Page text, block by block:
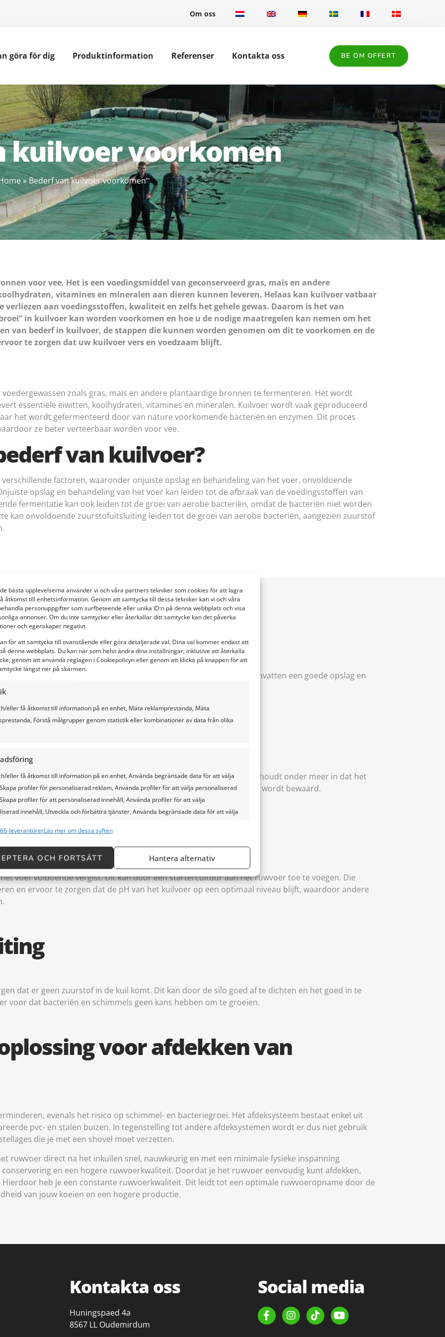
bästa upplevelserna använder vi och våra partners tekniker som cookies för att lagra
åtkomst till enhetsinformation. Genom att samtycka till dessa tekniker kan vi och våra
personuppgifter som surfbeteende eller unika ID:n på denna webbplats och visa
annonser. Om du inte samtycker eller återkallar ditt samtycke kan det påverka
och egenskaper negativt.
för att samtycka till ovanstående eller göra detaljerade val. Dina val kommer endast att
denna webbplats. Du kan när som helst ändra dina inställningar, inklusive att återkalla
genom att använda reglagen i Cookiepolicyn eller genom att klicka på knappen för att
längst ner på skärmen.
eller få åtkomst till information på en enhet, Mäta reklamprestanda, Mäta
Förstå målgrupper genom statistik eller kombinationer av data från olika
eller få åtkomst till information på en enhet, Använda begränsade data för att välja
profiler för personaliserad reklam, Använda profiler för att välja personaliserad
profiler för att personaliserad innehåll, Använda profiler för att välja
innehåll, Utveckla och förbättra tjänster, Använda begränsade data för att välja
Alltid aktiv
kombinerar data från andra datakällor, Länka olika enheter,
enheter baserat på information som överförs automatiskt.
säkerhet, förhindra och upptäcka bedrägerier samt
leverantörerLäs mer om dessa syften
OCH FORTSÄTT Hantera alternativ
Om oss
göra för dig Produktinformation Referenser Kontakta oss BE OM OFFERT
kuilvoer voorkomen
» Bederf van kuilvoer voorkomen
voor vee. Het is een voedingsmiddel van geconserveerd gras, maïs en andere
vitamines en mineralen aan dieren kunnen leveren. Helaas kan kuilvoer vatbaar
aan voedingsstoffen, kwaliteit en zelfs het gehele gewas. Daarom is het van
in kuilvoer kan worden voorkomen en hoe u de nodige maatregelen kan nemen om het
van bederf in kuilvoer, de stappen die kunnen worden genomen om dit te voorkomen en de
te zorgen dat uw kuilvoer vers en voedzaam blijft.
zoals gras, maïs en andere plantaardige bronnen te fermenteren. Het wordt
essentiële eiwitten, koolhydraten, vitamines en mineralen. Kuilvoer wordt vaak geproduceerd
het wordt gefermenteerd door van nature voorkomende bacteriën en enzymen. Dit proces
ze beter verteerbaar worden voor vee.
van kuilvoer?
factoren, waaronder onjuiste opslag en behandeling van het voer, onvoldoende
opslag en behandeling van het voer kan leiden tot de afbraak van de voedingsstoffen van
fermentatie kan ook leiden tot de groei van aerobe bacteriën, omdat de bacteriën niet worden
kan onvoldoende zuurstofuitsluiting leiden tot de groei van aerobe bacteriën, aangezien zuurstof
voorkomen
kunnen worden om bederf van kuilvoer te voorkomen. Deze omvatten een goede opslag en
en zuurstofuitsluiting.
van kuilvoer is een juiste opslag en behandeling van het voer. Dit houdt onder meer in dat het
ingekuild, en dat het op een schone, droge en luchtdichte manier wordt bewaard.
voer voldoende vergist. Dit kan door een startercultuur aan het ruwvoer toe te voegen. Die
en ervoor te zorgen dat de pH van het kuilvoer op een optimaal niveau blijft, waardoor andere
dat er geen zuurstof in de kuil komt. Dit kan door de silo goed af te dichten en het goed in te
voor dat bacteriën en schimmels geen kans hebben om te groeien.
voor afdekken van
evenals het risico op schimmel- en bacteriegroei. Het afdeksysteem bestaat enkel uit
pvc- en stalen buizen. In tegenstelling tot andere afdeksystemen wordt er dus niet gebruik
die je met een shovel moet verzetten.
ruwvoer direct na het inkuilen snel, nauwkeurig en met een minimale fysieke inspanning
en een hogere ruwvoerkwaliteit. Doordat je het ruwvoer eenvoudig kunt afdekken,
Hierdoor heb je een constante ruwvoerkwaliteit. Dit leidt tot een optimale ruwvoeropname door de
van jouw koeien en een hogere productie.
Kontakta oss
Huningspaed 4a
8567 LL Oudemirdum
Social media